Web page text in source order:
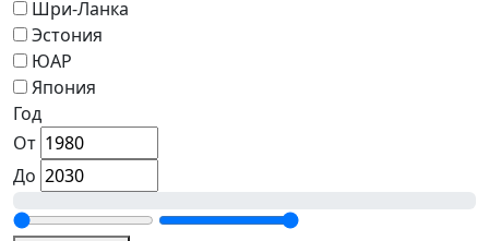
Шри-Ланка
Эстония
ЮАР
Япония
Год
От
До